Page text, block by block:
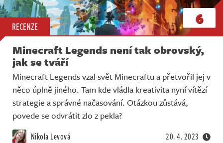
Videa
Soutěže
Databáze
Komunita
Redakce
Živě
RECENZE 6
Minecraft Legends není tak obrovský,
jak se tváří
Minecraft Legends vzal svět Minecraftu a přetvořil jej v
něco úplně jiného. Tam kde vládla kreativita nyní vítězí
strategie a správné načasování. Otázkou zůstává,
povede se odvrátit zlo z pekla?
Nikola Levová 20. 4. 2023